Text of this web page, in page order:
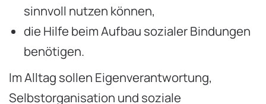
sinnvoll nutzen können,
die Hilfe beim Aufbau sozialer Bindungen
benötigen.
Im Alltag sollen Eigenverantwortung,
Selbstorganisation und soziale